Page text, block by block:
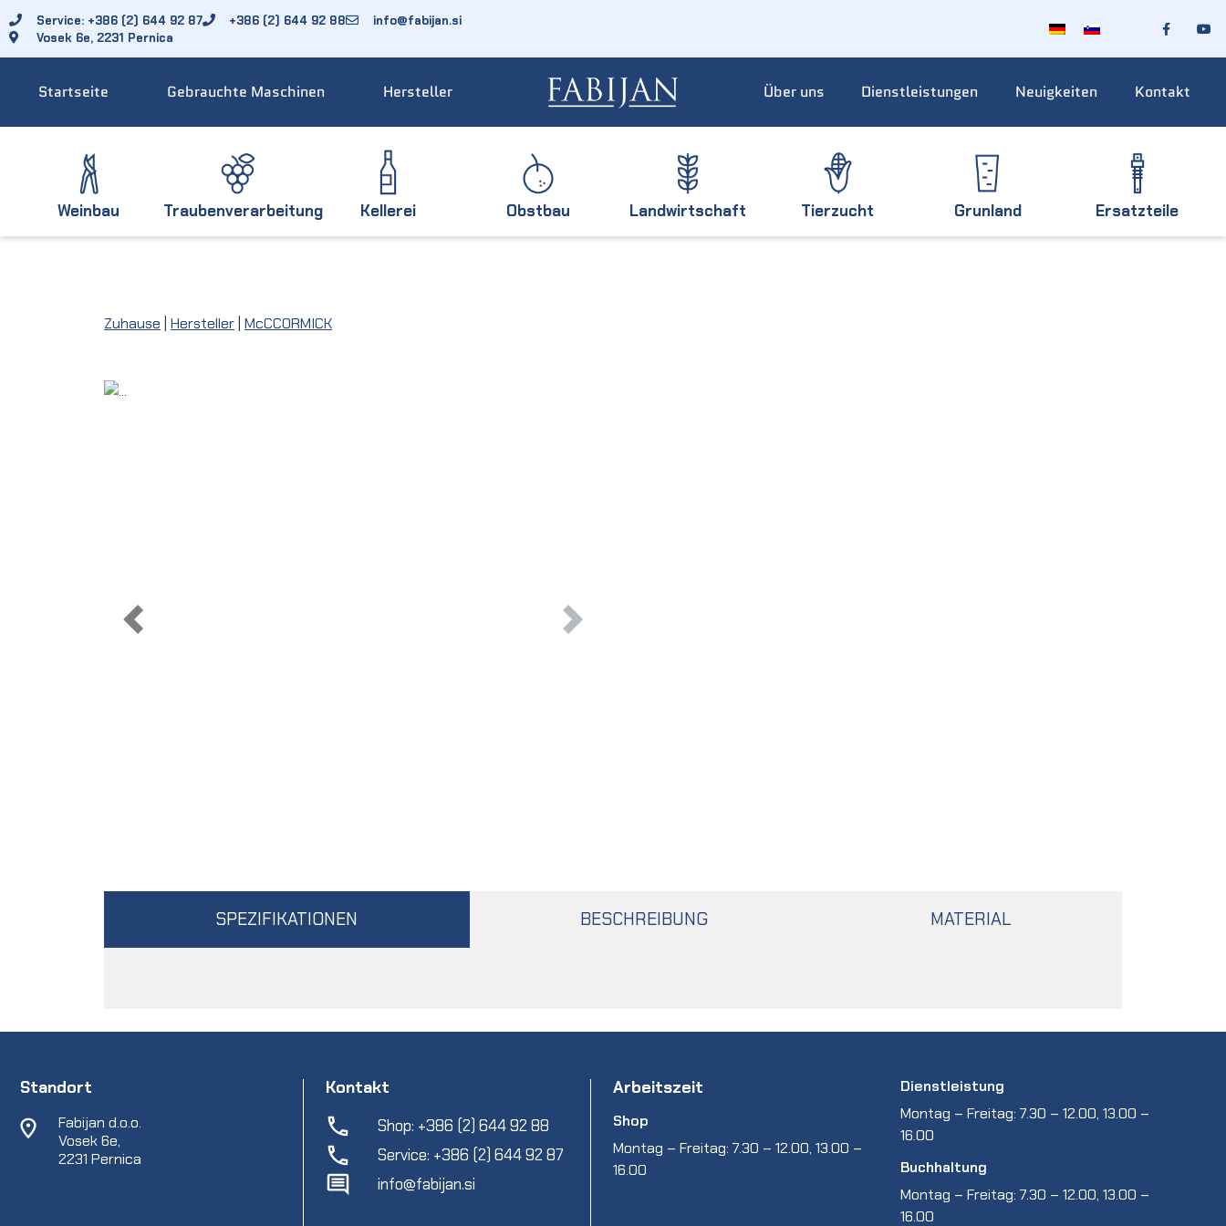
Service: +386 (2) 644 92 87 +386 (2) 644 92 88
info@fabijan.si
Vosek 6e, 2231 Pernica
Startseite Gebrauchte Maschinen Hersteller Über uns Dienstleistungen Neuigkeiten Kontakt
Weinbau Traubenverarbeitung Kellerei Obstbau Landwirtschaft Tierzucht Grunland Ersatzteile
Zuhause Hersteller McCCORMICK
SPEZIFIKATIONEN BESCHREIBUNG MATERIAL
Standort
Fabijan d.o.o.
Vosek 6e,
2231 Pernica
Kontakt
Shop: +386 (2) 644 92 88
Service: +386 (2) 644 92 87
info@fabijan.si
Arbeitszeit
Shop
Montag – Freitag: 7.30 – 12.00, 13.00 –
16.00
Dienstleistung
Montag – Freitag: 7.30 – 12.00, 13.00 –
16.00
Buchhaltung
Montag – Freitag: 7.30 – 12.00, 13.00 –
16.00